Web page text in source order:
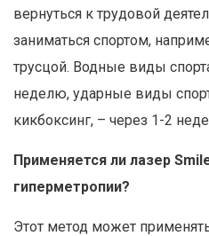
вернуться к трудовой
заниматься спортом,
трусцой. Водные виды
неделю, ударные виды
кикбоксинг, – через 1-2
Применяется ли лазер
гиперметропии?
Этот метод может